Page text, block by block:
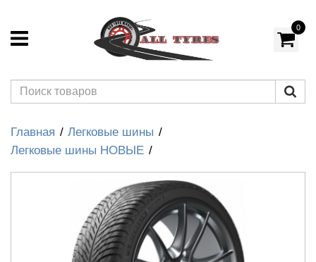
0
Главная
Легковые шины
Легковые шины НОВЫЕ